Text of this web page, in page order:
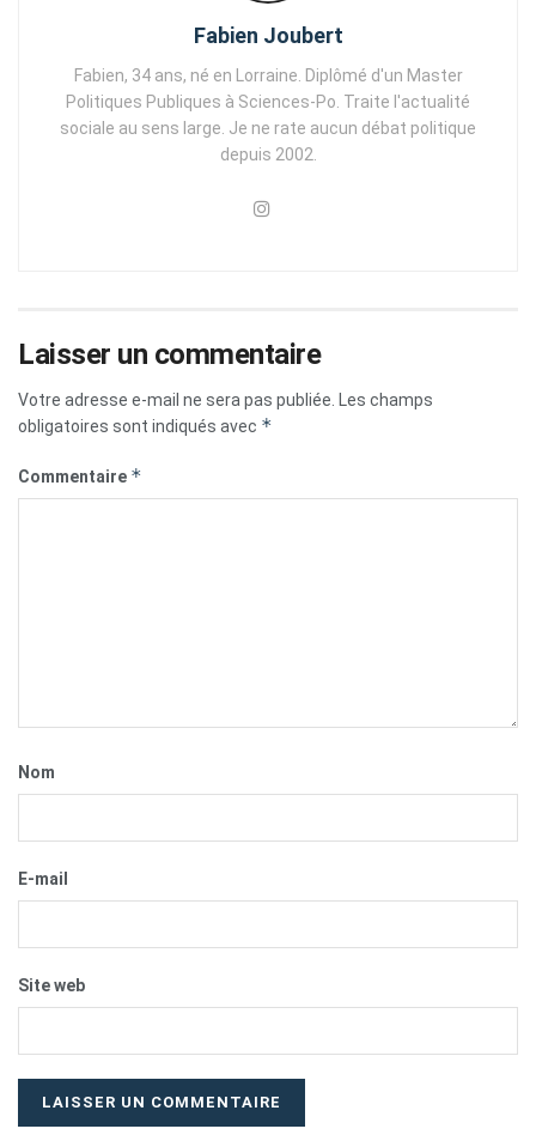
Fabien Joubert
Fabien, 34 ans, né en Lorraine. Diplômé d'un Master
Politiques Publiques à Sciences-Po. Traite l'actualité
sociale au sens large. Je ne rate aucun débat politique
depuis 2002.
Laisser un commentaire
Votre adresse e-mail ne sera pas publiée.
Les champs
obligatoires sont indiqués avec *
Commentaire *
Nom
E-mail
Site web